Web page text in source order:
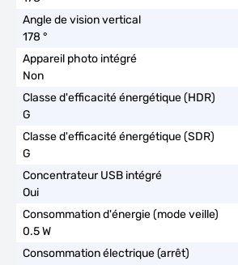
178 °
Non
G
G
Oui
0.5 W